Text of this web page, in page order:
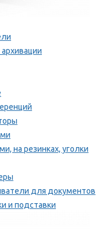
на резинках, уголки
для документов
и подставки